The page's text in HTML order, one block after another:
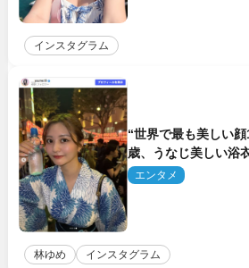
インスタグラム
“世界で最も美しい
歳、うなじ美しい浴
エンタメ
林ゆめ インスタグラム